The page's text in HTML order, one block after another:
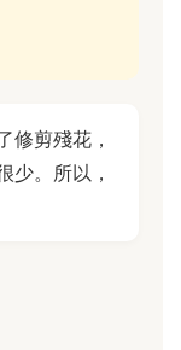
修剪殘花，
少。所以，